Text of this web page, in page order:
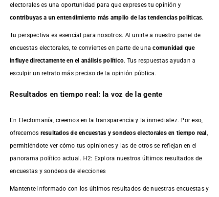
electorales es una oportunidad para que expreses tu opinión y
contribuyas a un entendimiento más amplio de las tendencias políticas.
Tu perspectiva es esencial para nosotros. Al unirte a nuestro panel de
encuestas electorales, te conviertes en parte de unacomunidad que
influye directamente en el análisis político. Tus respuestas ayudan a
esculpir un retrato más preciso de la opinión pública.
Resultados en tiempo real: la voz de la gente
En Electomanía, creemos en la transparencia y la inmediatez. Por eso,
ofrecemos resultados deencuestas y sondeos electorales en tiempo real
permitiéndote ver cómo tus opiniones y las de otros se reflejan en el
panorama político actual. H2: Explora nuestros últimos resultados de
encuestas y sondeos de elecciones
Mantente informado con los últimos resultados de nuestras encuestasy